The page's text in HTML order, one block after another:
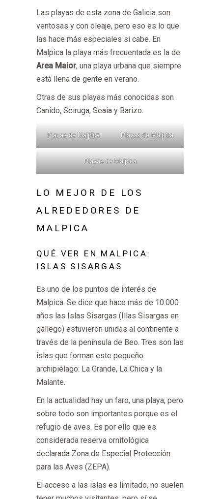
Las playas de esta zona de Galicia son
ventosas y con oleaje, pero eso es lo que
las hace más especiales si cabe. En
Malpica la playa más frecuentada es la de
Area Maior, una playa urbana que siempre
está llena de gente en verano.
Otras de sus playas más conocidas son
Canido, Seiruga, Seaia y Barizo.
Playas de Malpica Playas de Malpica
Playas de Malpica
LO MEJOR DE LOS
ALREDEDORES DE
MALPICA
QUÉ VER EN MALPICA:
ISLAS SISARGAS
Es uno de los puntos de interés de
Malpica. Se dice que hace más de 10.000
años las Islas Sisargas (Illas Sisargas en
gallego) estuvieron unidas al continente a
través de la península de Beo. Tres son las
islas que forman este pequeño
archipiélago: La Grande, La Chica y la
Malante.
En la actualidad hay un faro, una playa, pero
sobre todo son importantes porque es el
refugio de aves. Es por ello que es
considerada reserva ornitológica
declarada Zona de Especial Protección
para las Aves (ZEPA).
El acceso a las islas es limitado, no suelen